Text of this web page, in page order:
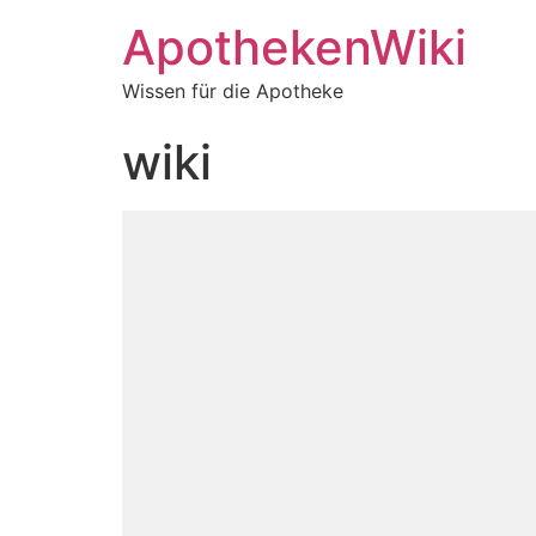
ApothekenWiki
Wissen für die Apotheke
wiki